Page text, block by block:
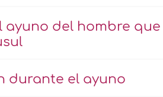
ayuno del hombre
durante el ayuno